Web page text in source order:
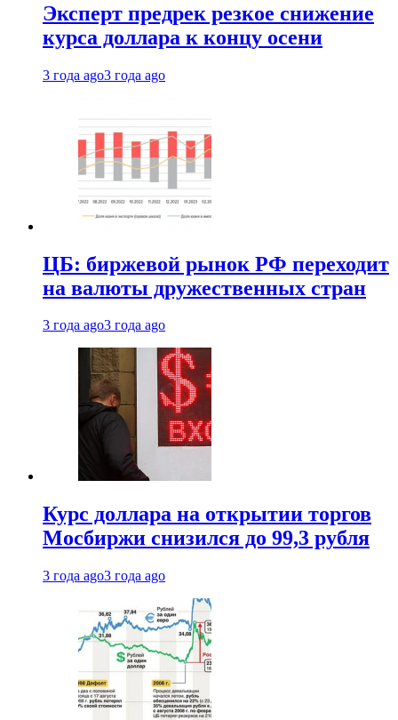
Эксперт предрек резкое снижение
курса доллара к концу осени
3 года ago3 года ago
ЦБ: биржевой рынок РФ переходит
на валюты дружественных стран
3 года ago3 года ago
Курс доллара на открытии торгов
Мосбиржи снизился до 99,3 рубля
3 года ago3 года ago